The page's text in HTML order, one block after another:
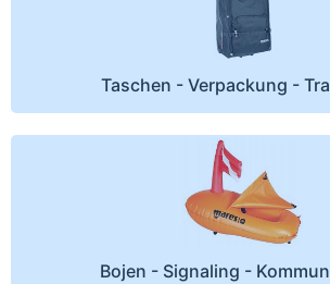
Taschen - Verpackung -
Bojen - Signaling -